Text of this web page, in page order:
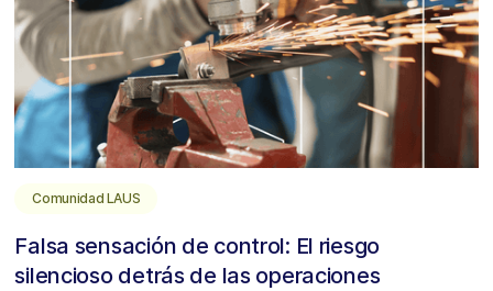
Comunidad LAUS
Falsa sensación de control: El riesgo
silencioso detrás de las operaciones